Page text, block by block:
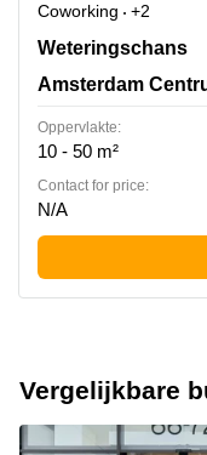
Coworking
+2
Weteringschans 165
Weteringschans
Amsterdam
Oppervlakte:
10 - 50 m²
Contact for price:
N/A
Vergelijkbare